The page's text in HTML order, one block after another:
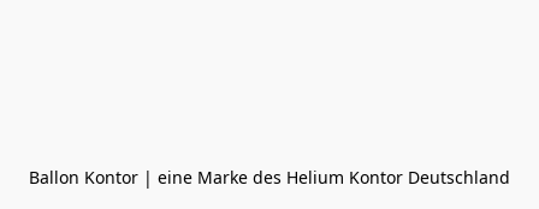
Ballon Kontor | eine Marke des Helium Kontor Deutschland